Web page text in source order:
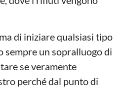
di iniziare qualsiasi tipo
sempre un sopralluogo di
se veramente
perché dal punto di